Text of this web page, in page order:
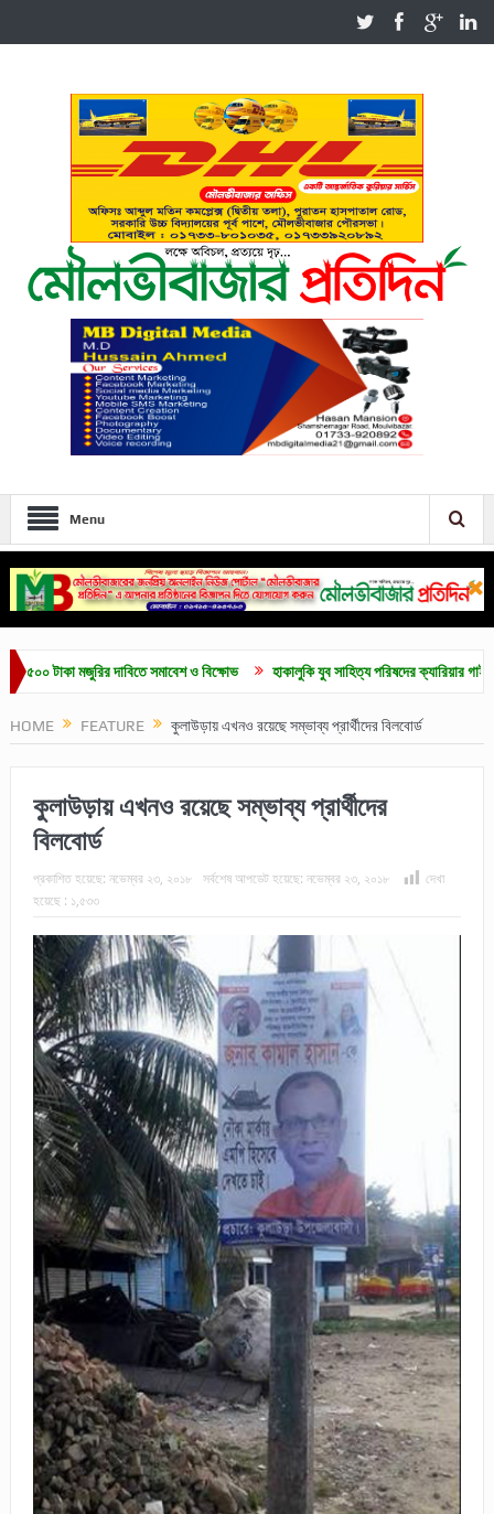
Menu
মজুরির দাবিতে সমাবেশ ও বিক্ষোভ হাকালুকি যুব সাহিত্য পরিষদের ক্যারিয়ার গাইডলাইন
HOME FEATURE কুলাউড়ায় এখনও রয়েছে সম্ভাব্য প্রার্থীদের বিলবোর্ড
কুলাউড়ায় এখনও রয়েছে সম্ভাব্য প্রার্থীদের
বিলবোর্ড
প্রকাশিত হয়েছে: নভেম্বর ২৩, ২০১৮ সর্বশেষ আপডেট হয়েছে: নভেম্বর ২৩, ২০১৮
দেখা
হয়েছে : ১,৫৩৩